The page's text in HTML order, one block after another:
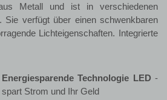
Metall und ist in verschiedenen
Sie verfügt über einen schwenkbaren
Lichteigenschaften. Integrierte
Energiesparende Technologie LED -
spart Strom und Ihr Geld